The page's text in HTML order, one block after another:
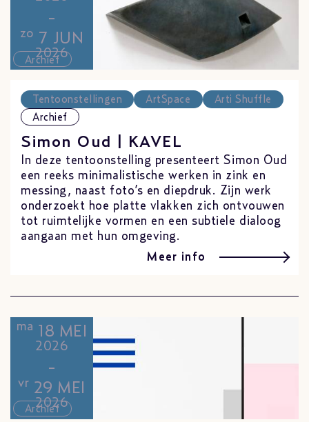
-
zo 7 JUN
2026
Archief
Tentoonstellingen ArtSpace
Arti Shuffle
Archief
Simon Oud | KAVEL
In deze tentoonstelling presenteert Simon Oud
een reeks minimalistische werken in zink en
messing, naast foto’s en diepdruk. Zijn werk
onderzoekt hoe platte vlakken zich ontvouwen
tot ruimtelijke vormen en een subtiele dialoog
aangaan met hun omgeving.
Meer info
ma 18 MEI
2026
-
vr 29 MEI
2026
Archief